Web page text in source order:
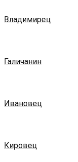
Владимирец
Галичанин
Ивановец
Кировец